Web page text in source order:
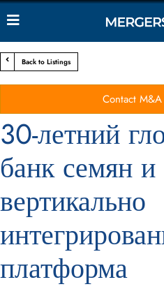
Back to Listings
Contact
30-летний
банк семян и
вертикально
платформа